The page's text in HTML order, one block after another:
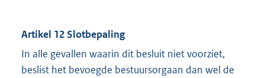
Artikel 12 Slotbepaling
In alle gevallen waarin dit besluit niet voorziet,
beslist het bevoegde bestuursorgaan dan wel de